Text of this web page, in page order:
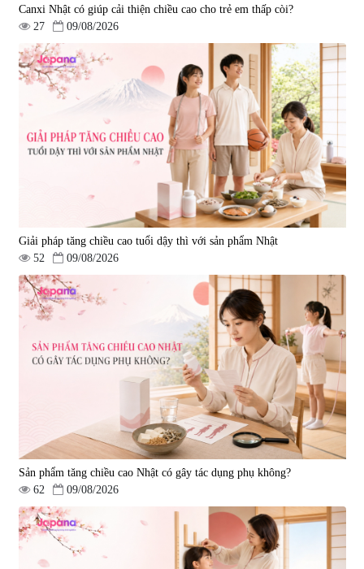
Canxi Nhật có giúp cải thiện chiều cao cho trẻ em thấp còi?
27
09/08/2026
Giải pháp tăng chiều cao tuổi dậy thì với sản phẩm Nhật
52
09/08/2026
Sản phẩm tăng chiều cao Nhật có gây tác dụng phụ không?
62
09/08/2026